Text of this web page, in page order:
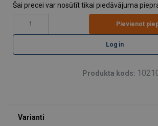
Šai precei var nosūtīt tikai piedāvājuma
Pievienot
Log in
Produkta kods: